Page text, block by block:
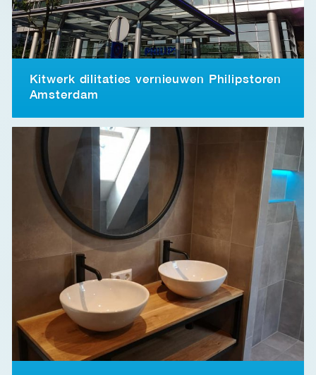
Kitwerk dilitaties vernieuwen Philipstoren
Amsterdam